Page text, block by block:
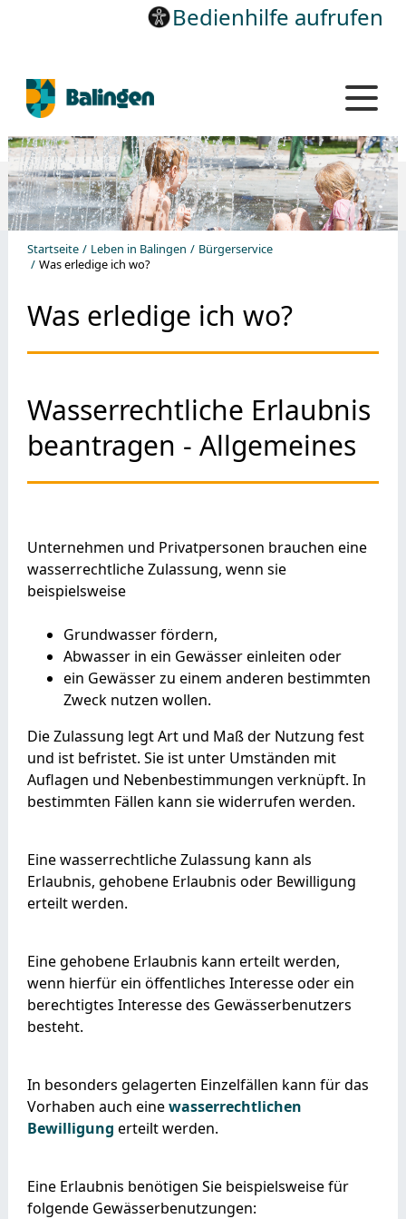
Bedienhilfe aufrufen
Startseite Leben in Balingen
Bürgerservice
Was erledige ich wo?
Was erledige ich wo?
Wasserrechtliche Erlaubnis
beantragen - Allgemeines
Unternehmen und Privatpersonen brauchen eine
wasserrechtliche Zulassung, wenn sie
beispielsweise
Grundwasser fördern,
Abwasser in ein Gewässer einleiten oder
ein Gewässer zu einem anderen bestimmten
Zweck nutzen wollen.
Die Zulassung legt Art und Maß der Nutzung fest
und ist befristet. Sie ist unter Umständen mit
Auflagen und Nebenbestimmungen verknüpft. In
bestimmten Fällen kann sie widerrufen werden.
Eine wasserrechtliche Zulassung kann als
Erlaubnis, gehobene Erlaubnis oder Bewilligung
erteilt werden.
Einegehobene Erlaubnis kann erteilt werden,
wenn hierfür ein öffentliches Interesse oderein
berechtigtes Interesse des Gewässerbenutzers
besteht.
In besonders gelagerten Einzelfällen kann für das
Vorhaben auch einewasserrechtlichen
Bewilligung erteilt werden.
Eine Erlaubnis benötigen Sie beispielsweise für
folgende Gewässerbenutzungen: